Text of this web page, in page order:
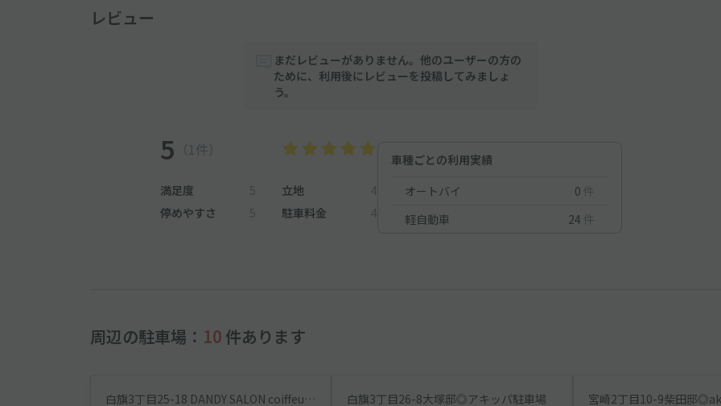
レビュー
まだレビューがありません。他のユーザーの方の
ために、利用後にレビューを投稿してみましょ
う。
5 （1件）
満足度 5 立地
4
停めやすさ
5 駐車料金 4
車種ごとの利用実績
オートバイ
0 件
軽自動車
24 件
周辺の駐車場： 10 件あります
白旗3丁目25-18 DANDY SALON coiffeur◎アキッパ駐車場(3) 白旗3丁目26-8大塚邸◎アキッパ駐車場 宮崎2丁目10-9柴田邸